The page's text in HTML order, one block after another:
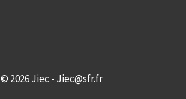
© 2026 Jiec - Jiec@sfr.fr